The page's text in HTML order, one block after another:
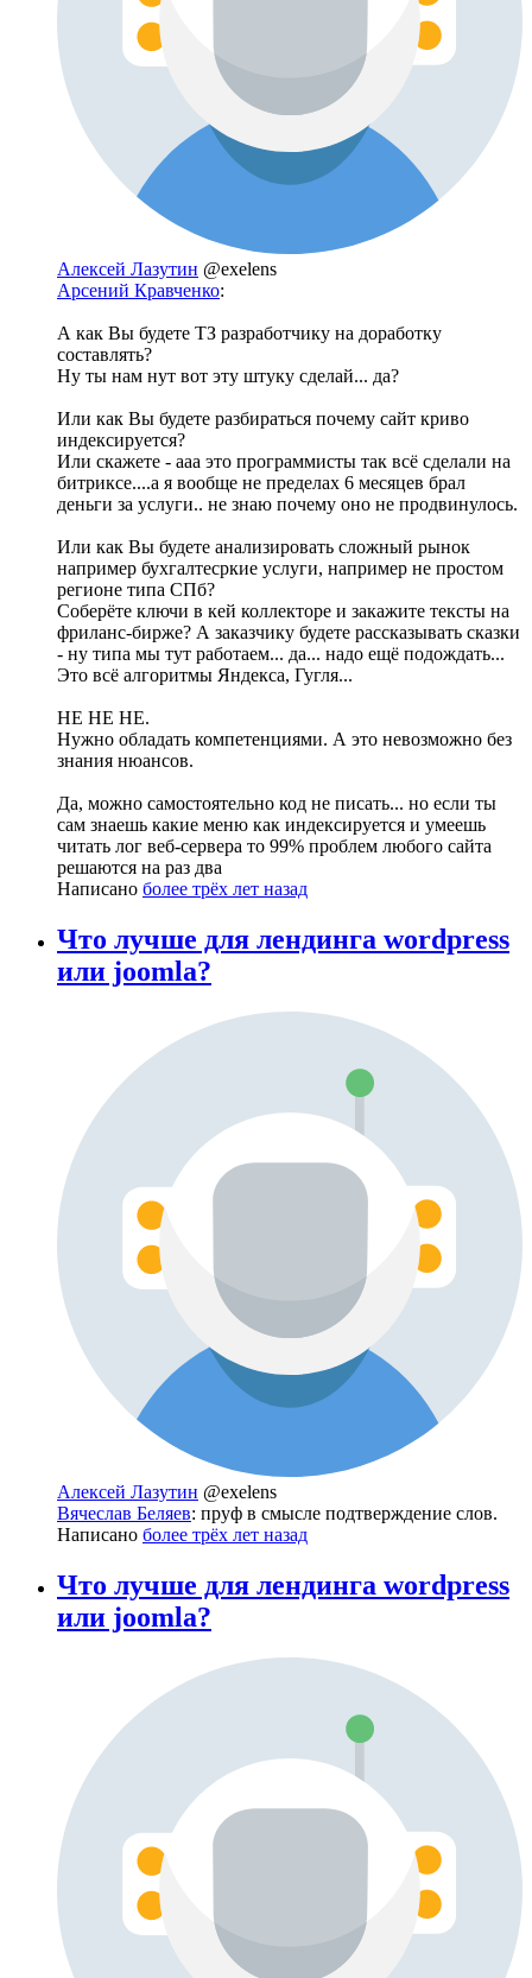
Алексей Лазутин @exelens
Арсений Кравченко:
А как Вы будете ТЗ разработчику на доработку
составлять?
Ну ты нам нут вот эту штуку сделай... да?
Или как Вы будете разбираться почему сайт криво
индексируется?
Или скажете - ааа это программисты так всё сделали на
битриксе....а я вообще не пределах 6 месяцев брал
деньги за услуги.. не знаю почему оно не продвинулось.
Или как Вы будете анализировать сложный рынок
например бухгалтесркие услуги, например не простом
регионе типа СПб?
Соберёте ключи в кей коллекторе и закажите тексты на
фриланс-бирже? А заказчику будете рассказывать сказки
- ну типа мы тут работаем... да... надо ещё подождать...
Это всё алгоритмы Яндекса, Гугля...
НЕ НЕ НЕ.
Нужно обладать компетенциями. А это невозможно без
знания нюансов.
Да, можно самостоятельно код не писать... но если ты
сам знаешь какие меню как индексируется и умеешь
читать лог веб-сервера то 99% проблем любого сайта
решаются на раз два
Написано более трёх лет назад
Что лучше для лендинга wordpress
или joomla?
Алексей Лазутин @exelens
Вячеслав Беляев: пруф в смысле подтверждение слов.
Написано более трёх лет назад
Что лучше для лендинга wordpress
или joomla?